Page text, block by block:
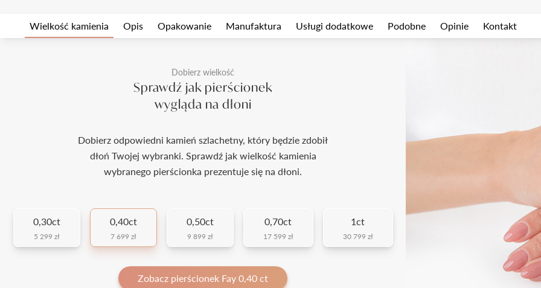
Wielkość kamienia Opis Opakowanie Manufaktura Usługi dodatkowe Podobne Opinie Kontakt
Dobierz wielkość
Sprawdź jak pierścionek
wygląda na dłoni
Dobierz odpowiedni kamień szlachetny, który będzie zdobił
dłoń Twojej wybranki. Sprawdź jak wielkość kamienia
wybranego pierścionka prezentuje się na dłoni.
0,30ct
5 299 zł
0,40ct
7 699 zł
0,50ct
9 899 zł
0,70ct
17 599 zł
1ct
30 799 zł
Zobacz pierścionek Fay 0,40 ct